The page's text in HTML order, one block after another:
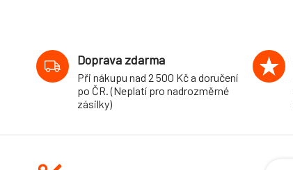
Doprava zdarma
Při nákupu nad 2 500 Kč a doručení
po ČR. (Neplatí pro nadrozměrné
zásilky)